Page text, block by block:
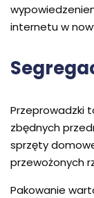
internetu w
Przeprowadzki
zbędnych
sprzęty
przewożonych
Pakowanie